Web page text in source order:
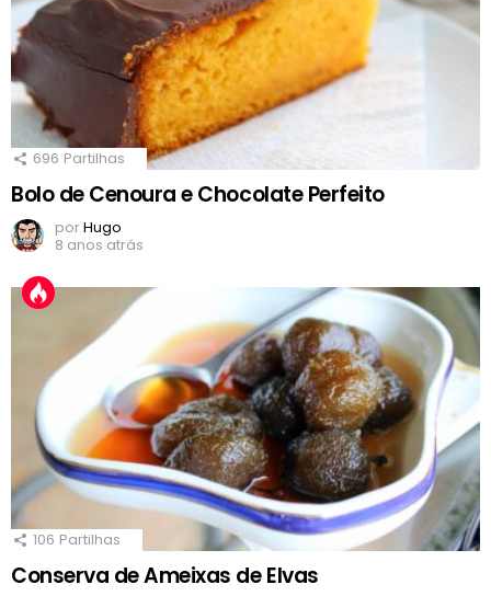
696 Partilhas
Bolo de Cenoura e Chocolate Perfeito
porHugo
8 anos atrás
106 Partilhas
Conserva de Ameixas de Elvas